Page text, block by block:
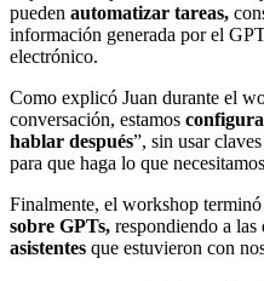
pueden automatizar tareas,
información generada por el
electrónico.
Como explicó Juan durante el
conversación, estamos
hablar después”, sin usar
para que haga lo que
Finalmente, el workshop
sobre GPTs, respondiendo a las
asistentes que estuvieron con